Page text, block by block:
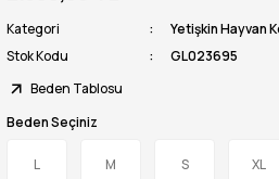
Kategori
Yetişkin Hayvan
Stok Kodu
GL023695
Beden Tablosu
Beden Seçiniz
L M S XL